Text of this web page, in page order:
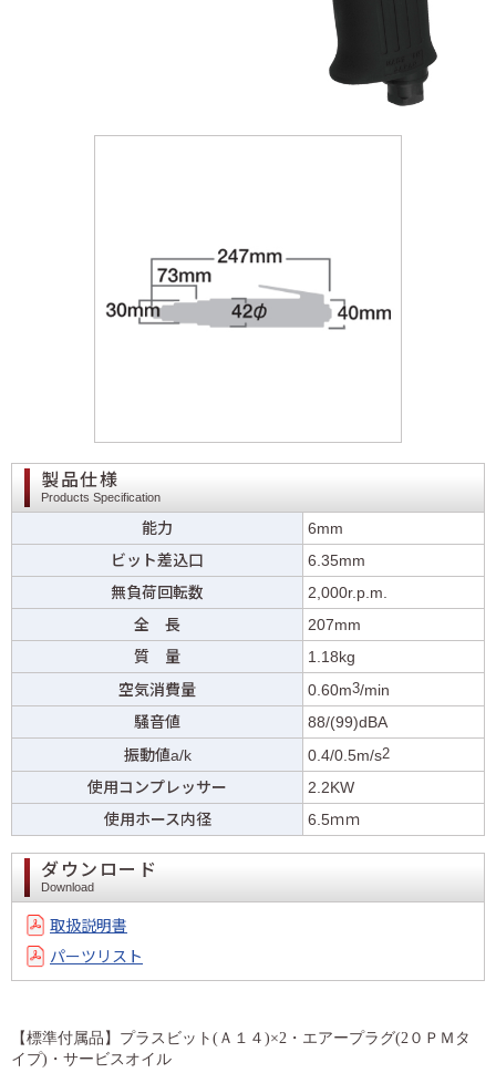
製品仕様
Products Specification
能力
6mm
ビット差込口
6.35mm
無負荷回転数
2,000r.p.m.
全 長
207mm
質 量
1.18kg
空気消費量
0.60m3/min
騒音値
88/(99)dBA
振動値a/k
0.4/0.5m/s2
使用コンプレッサー
2.2KW
使用ホース内径
6.5ｍｍ
ダウンロード
Download
取扱説明書
パーツリスト
【標準付属品】プラスビット(Ａ１４)×2・エアープラグ(2０ＰＭタ
イプ)・サービスオイル